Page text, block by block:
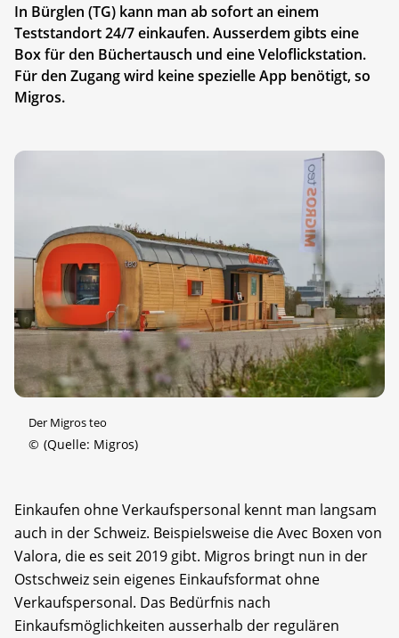
In Bürglen (TG) kann man ab sofort an einem
Teststandort 24/7 einkaufen. Ausserdem gibts eine
Box für den Büchertausch und eine Veloflickstation.
Für den Zugang wird keine spezielle App benötigt, so
Migros.
Der Migros teo
© (Quelle: Migros)
Einkaufen ohne Verkaufspersonal kennt man langsam
auch in der Schweiz. Beispielsweise die Avec Boxen von
Valora, die es seit 2019 gibt. Migros bringt nun in der
Ostschweiz sein eigenes Einkaufsformat ohne
Verkaufspersonal. Das Bedürfnis nach
Einkaufsmöglichkeiten ausserhalb der regulären